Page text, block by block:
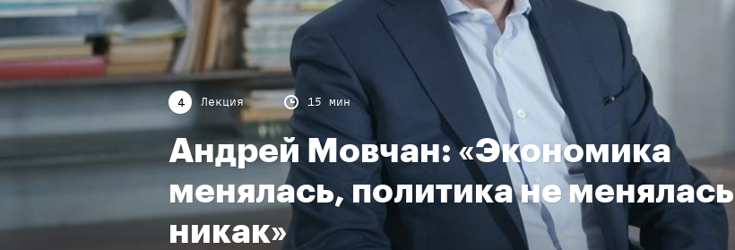
4 Лекция 15 мин
Андрей Мовчан: «Экономика
менялась, политика не менялась
никак»